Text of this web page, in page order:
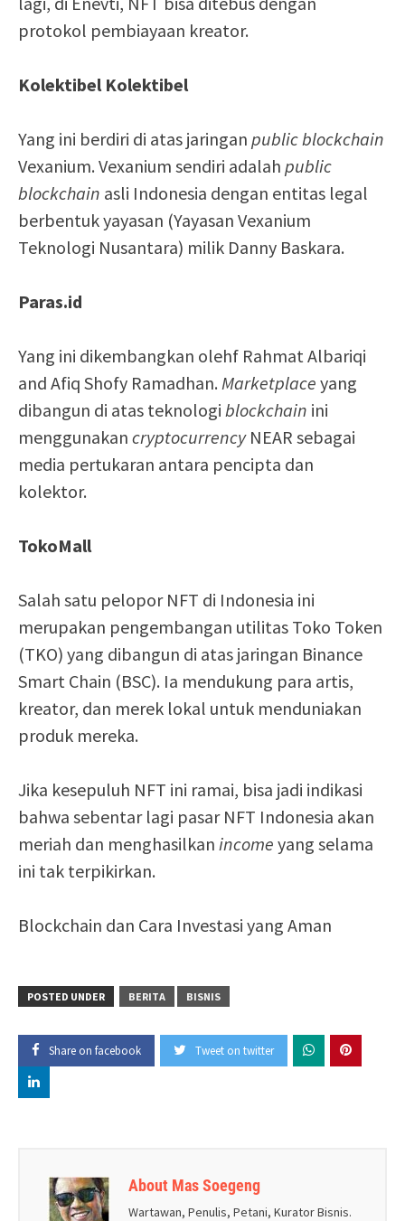
protokol pembiayaan kreator.
Kolektibel Kolektibel
Yang ini berdiri di atas jaringan public blockchain
Vexanium. Vexanium sendiri adalah public
blockchain asli Indonesia dengan entitas legal
berbentuk yayasan (Yayasan Vexanium
Teknologi Nusantara) milik Danny Baskara.
Paras.id
Yang ini dikembangkan olehf Rahmat Albariqi
and Afiq Shofy Ramadhan. Marketplace yang
dibangun di atas teknologi blockchain ini
menggunakan cryptocurrencyNEAR sebagai
media pertukaran antara pencipta dan
kolektor.
TokoMall
Salah satu pelopor NFT di Indonesia ini
merupakan pengembangan utilitas Toko Token
(TKO) yang dibangun di atas jaringan Binance
Smart Chain (BSC). Ia mendukung para artis,
kreator, dan merek lokal untuk menduniakan
produk mereka.
Jika kesepuluh NFT ini ramai, bisa jadi indikasi
bahwa sebentar lagi pasar NFT Indonesia akan
meriah dan menghasilkan income yang selama
ini tak terpikirkan.
Blockchain dan Cara Investasi yang Aman
POSTED UNDER BERITA BISNIS
Share on facebook Tweet on twitter
About Mas Soegeng
Wartawan, Penulis, Petani, Kurator Bisnis.